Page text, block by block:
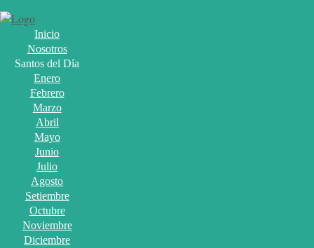
Inicio
Nosotros
Santos del Día
Enero
Febrero
Marzo
Abril
Mayo
Junio
Julio
Agosto
Setiembre
Octubre
Noviembre
Diciembre